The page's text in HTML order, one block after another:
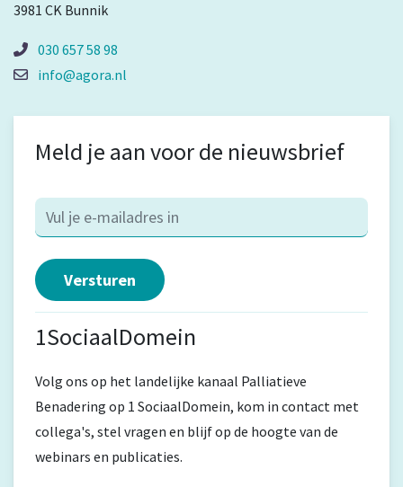
3981 CK Bunnik
030 657 58 98
info@agora.nl
Meld je aan voor de nieuwsbrief
1SociaalDomein
Volg ons op het landelijke kanaal Palliatieve
Benadering op 1 SociaalDomein, kom in contact met
collega's, stel vragen en blijf op de hoogte van de
webinars en publicaties.